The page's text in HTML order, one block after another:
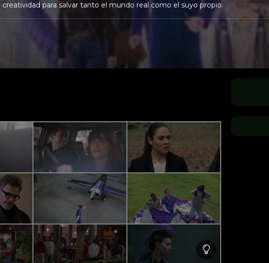
para salvar tanto el mundo real como el suyo propio.